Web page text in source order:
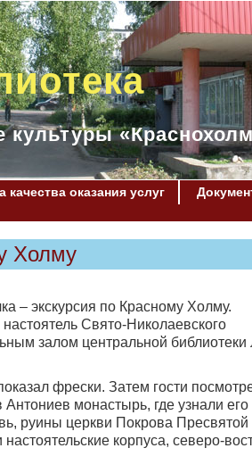
качества оказания услуг
Холму
– экскурсия по Красному Холму.
Свято-Николаевского
залом центральной
фрески. Затем гости
монастырь, где узнали его
руины церкви Покрова Пресвятой
корпуса, северо-